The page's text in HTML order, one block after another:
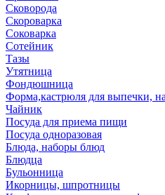
Сковорода
Скороварка
Соковарка
Сотейник
Тазы
Утятница
Фондюшница
Форма,кастрюля для выпечки,
Чайник
Посуда для приема пищи
Посуда одноразовая
Блюда, наборы блюд
Блюдца
Бульонница
Икорницы, шпротницы